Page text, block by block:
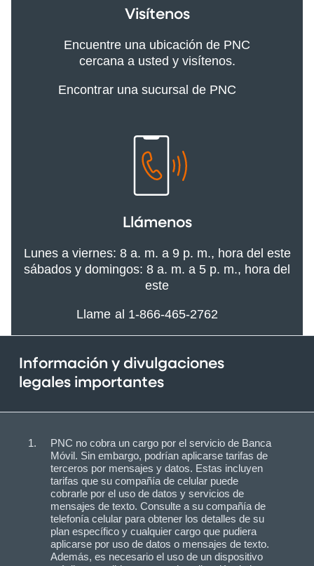
Visítenos
Encuentre una ubicación de PNC
cercana a usted y visítenos.
Encontrar una sucursal de PNC
Llámenos
Lunes a viernes: 8 a. m. a 9 p. m., hora del este
sábados y domingos: 8 a. m. a 5 p. m., hora del
este
Llame al 1-866-465-2762
Información y divulgaciones
legales importantes
PNC no cobra un cargo por el servicio de Banca
Móvil. Sin embargo, podrían aplicarse tarifas de
terceros por mensajes y datos. Estas incluyen
tarifas que su compañía de celular puede
cobrarle por el uso de datos y servicios de
mensajes de texto. Consulte a su compañía de
telefonía celular para obtener los detalles de su
plan específico y cualquier cargo que pudiera
aplicarse por uso de datos o mensajes de texto.
Además, es necesario el uso de un dispositivo